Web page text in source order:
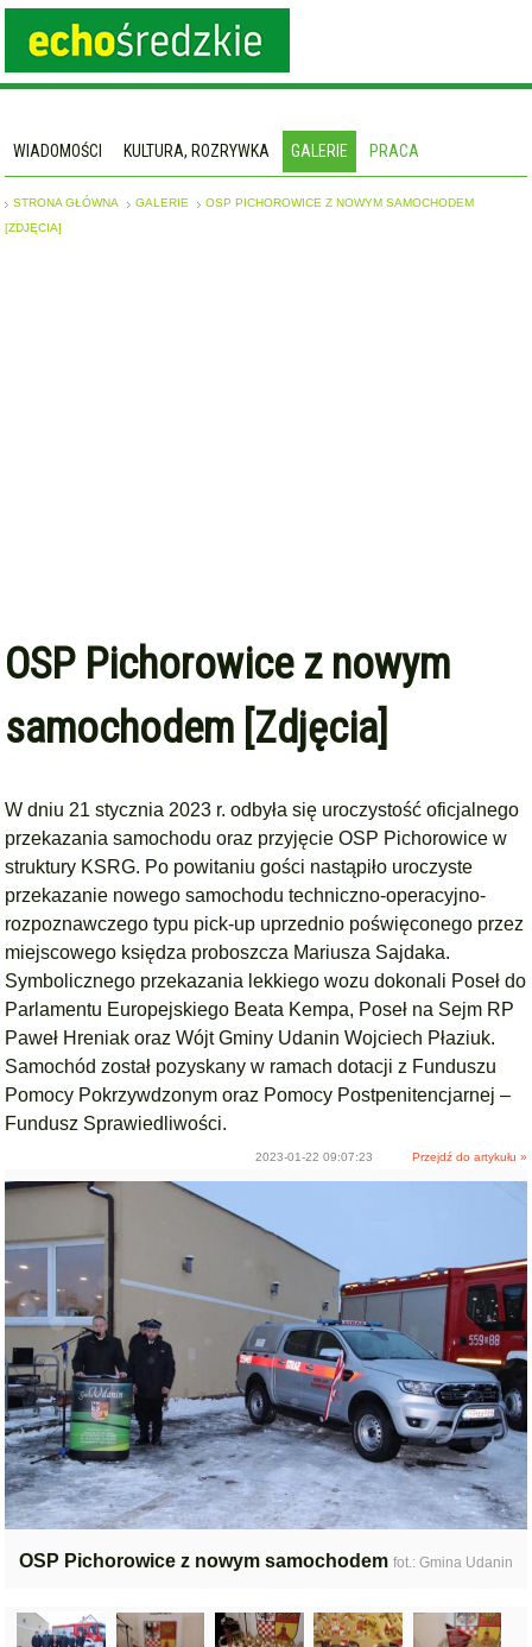
WIADOMOŚCI KULTURA, ROZRYWKA GALERIE PRACA
STRONA GŁÓWNA GALERIE
OSP PICHOROWICE Z NOWYM SAMOCHODEM
[ZDJĘCIA]
OSP Pichorowice z nowym
samochodem [Zdjęcia]
W dniu 21 stycznia 2023 r. odbyła się uroczystość oficjalnego
przekazania samochodu oraz przyjęcie OSP Pichorowice w
struktury KSRG. Po powitaniu gości nastąpiło uroczyste
przekazanie nowego samochodu techniczno-operacyjno-
rozpoznawczego typu pick-up uprzednio poświęconego przez
miejscowego księdza proboszcza Mariusza Sajdaka.
Symbolicznego przekazania lekkiego wozu dokonali Poseł do
Parlamentu Europejskiego Beata Kempa, Poseł na Sejm RP
Paweł Hreniak oraz Wójt Gminy Udanin Wojciech Płaziuk.
Samochód został pozyskany w ramach dotacji z Funduszu
Pomocy Pokrzywdzonym oraz Pomocy Postpenitencjarnej –
Fundusz Sprawiedliwości.
2023-01-22 09:07:23 Przejdź do artykułu »
OSP Pichorowice z nowym samochodem fot.: Gmina Udanin